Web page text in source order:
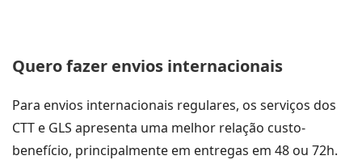
Quero fazer envios internacionais
Para envios internacionais regulares, os serviços dos
CTT e GLS apresenta uma melhor relação custo-
benefício, principalmente em entregas em 48 ou 72h.